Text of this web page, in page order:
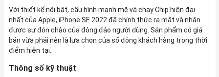
Với thiết kế nổi bật, cấu hình mạnh mẽ và chạy Chip hiện đại
nhất của Apple, iPhone SE 2022 đã chính thức ra mắt và nhận
được sự đón chào của đông đảo người dùng. Sản phẩm có giá
bán vừa phải nên là lựa chọn của số đông khách hàng trong thời
điểm hiện tại.
Thông số kỹ thuật